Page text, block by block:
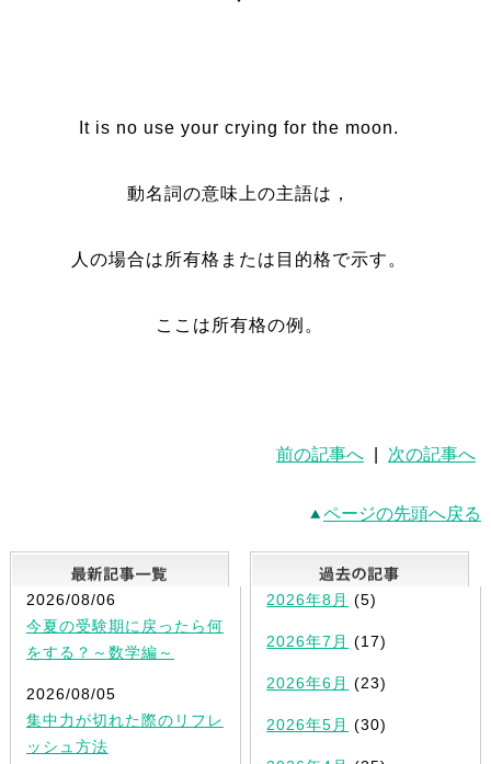
It is no use your crying for the moon.
動名詞の意味上の主語は，
人の場合は所有格または目的格で示す。
ここは所有格の例。
前の記事へ 次の記事へ
ページの先頭へ戻る
最新記事一覧
2026/08/06
今夏の受験期に戻ったら何
をする？～数学編～
2026/08/05
集中力が切れた際のリフレ
ッシュ方法
2026年8月 (5)
2026年7月 (17)
2026年6月 (23)
2026年5月 (30)